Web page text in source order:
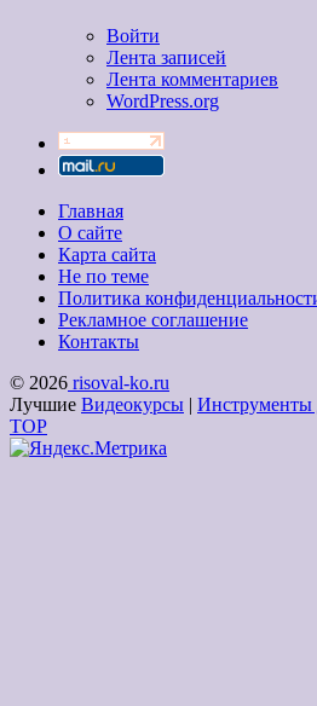
Войти
Лента записей
Лента комментариев
WordPress.org
Главная
О сайте
Карта сайта
Не по теме
Политика
Рекламное соглашение
Контакты
© 2026 risoval-ko.ru
Лучшие Видеокурсы
Инструменты
TOP